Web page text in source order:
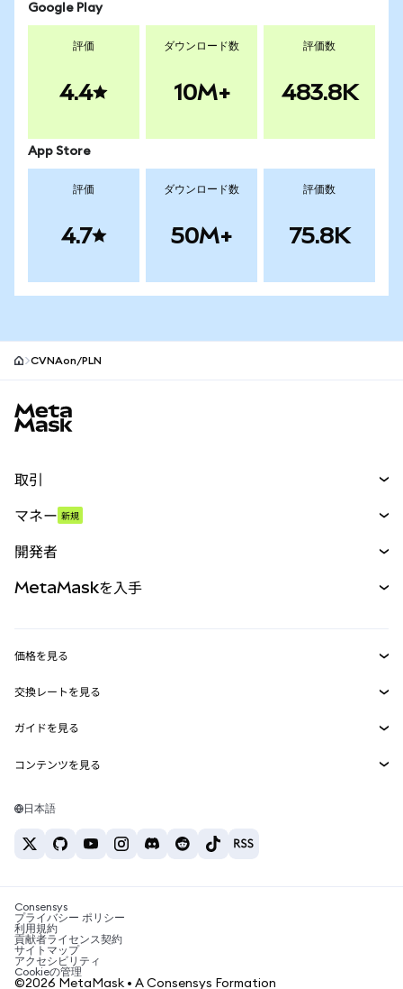
Google Play
評価
4.4
ダウンロード数
10M+
評価数
483.8K
App Store
評価
4.7
ダウンロード数
50M+
評価数
75.8K
CVNAon/PLN
取引
パーペチュアル
RWA
マネー 新規
開発者
MetaMask Connect
Snaps
Web3サービス
MetaMaskを入手
セキュリティ
サポート
キャリア
お問い合わせ
価格を見る
イーサリアムの価格
Solanaの価格
Tetherの価格
交換レートを見る
ETH→USD
USDT→INR
BTC→INR
ETH→USDT
ガイドを見る
ETHの購入
USDTの購入
SHIBの購入
BNBの購入
コンテンツを見る
Solanaウォレット
税制関連ニュース
暗号資産の購入方法は？
ビットコインを売るには？
日本語
Consensys
プライバシー ポリシー
利用規約
貢献者ライセンス契約
サイトマップ
アクセシビリティ
Cookieの管理
©2026 MetaMask • A Consensys Formation